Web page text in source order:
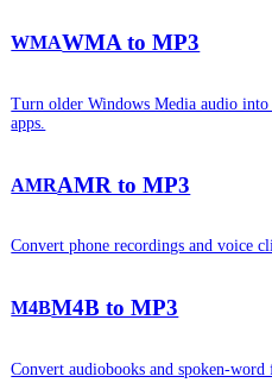
WMAWMA to MP3
Turn older Windows Media audio
apps.
AMRAMR to MP3
Convert phone recordings and voice
M4BM4B to MP3
Convert audiobooks and spoken-word